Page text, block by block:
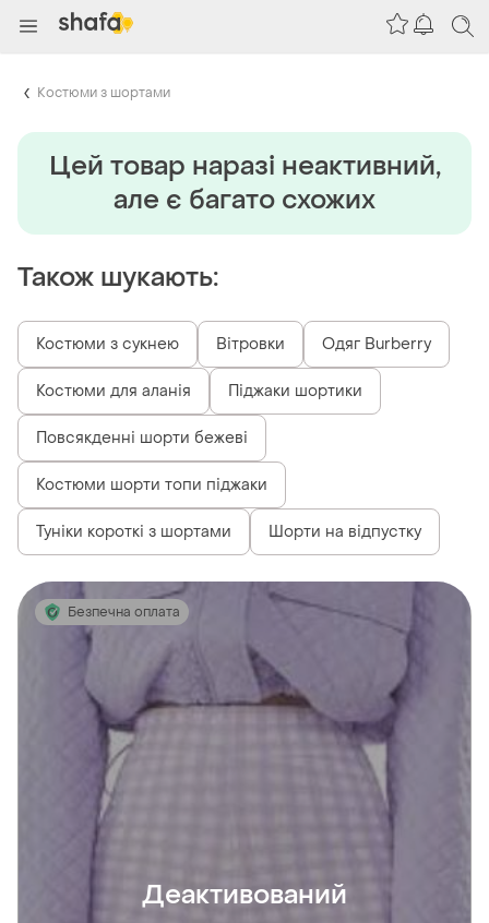
Костюми з шортами
Цей товар наразi неактивний,
але є багато схожих
Також шукають:
Костюми з сукнею Вітровки Одяг Burberry
Костюми для аланія Піджаки шортики
Повсякденні шорти бежеві
Костюми шорти топи піджаки
Туніки короткі з шортами Шорти на відпустку
Безпечна оплата
Деактивований